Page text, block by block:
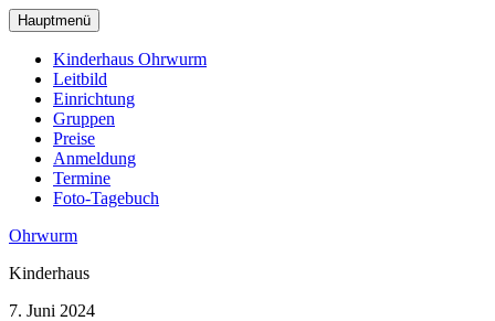
zum
Hauptinhalt
wechseln
Hauptmenü
Kinderhaus Ohrwurm
Leitbild
Einrichtung
Gruppen
Preise
Anmeldung
Termine
Foto-Tagebuch
Ohrwurm
Kinderhaus
7. Juni 2024